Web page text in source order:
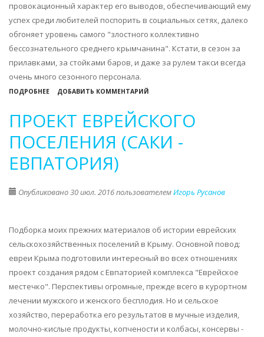
провокационный характер его выводов, обеспечивающий ему
успех среди любителей поспорить в социальных сетях, далеко
обгоняет уровень самого "злостного коллективно
бессознательного среднего крымчанина". Кстати, в сезон за
прилавками, за стойками баров, и даже за рулем такси всегда
очень много сезонного персонала.
ПОДРОБНЕЕ
КРЫМСКОМ
2016
В
ПРЕССЕ
ДОБАВИТЬ КОММЕНТАРИЙ
ПРОЕКТ ЕВРЕЙСКОГО
ПОСЕЛЕНИЯ (САКИ -
ЕВПАТОРИЯ)
Опубликовано 30 июл. 2016 пользователемИгорь Русанов
Подборка моих прежних материалов об истории еврейских
сельскохозяйственных поселений в Крыму. Основной повод:
евреи Крыма подготовили интересный во всех отношениях
проект создания рядом с Евпаторией комплекса "Еврейское
местечко". Перспективы огромные, прежде всего в курортном
лечении мужского и женского бесплодия. Но и сельское
хозяйство, переработка его результатов в мучные изделия,
молочно-кислые продукты, копчености и колбасы, консервы -